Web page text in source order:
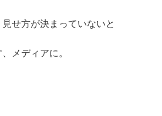
せ方が決まっていないと
メディアに。